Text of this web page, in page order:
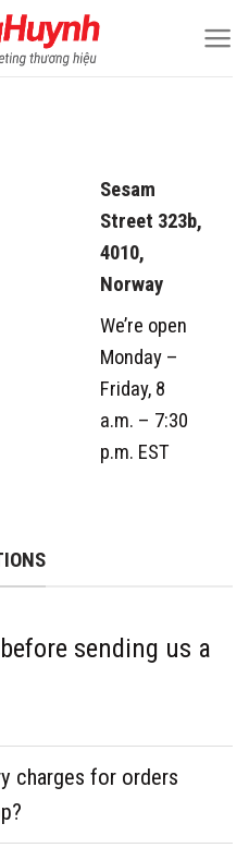
Sesam
Street 323b,
4010,
Norway
We’re open
Monday –
Friday, 8
a.m. – 7:30
p.m. EST
sending us a
charges for orders